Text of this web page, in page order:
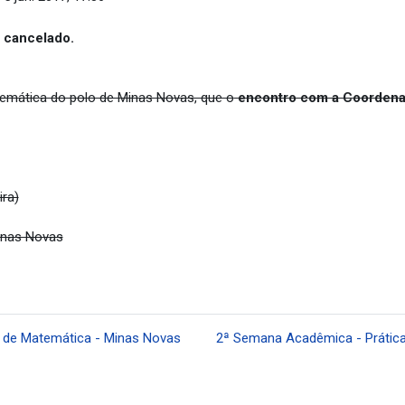
cancelado.
do polo de Minas Novas, que oencontro com a
Novas
Matemática - Minas Novas 2ª Semana Acadêmica -